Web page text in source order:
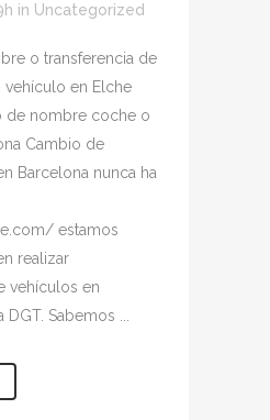
in Uncategorized
o transferencia de
en Elche
de nombre coche o
Cambio de
Barcelona nunca ha
estamos
realizar
vehículos en
Sabemos ...